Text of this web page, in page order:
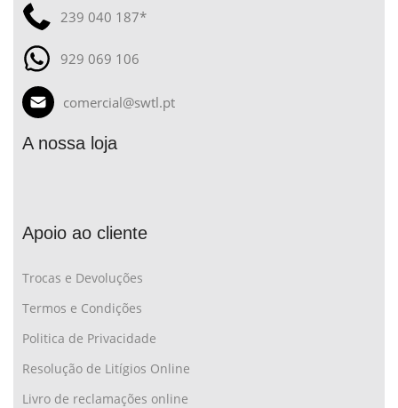
239 040 187*
929 069 106
comercial@swtl.pt
A nossa loja
Apoio ao cliente
Trocas e Devoluções
Termos e Condições
Politica de Privacidade
Resolução de Litígios Online
Livro de reclamações online